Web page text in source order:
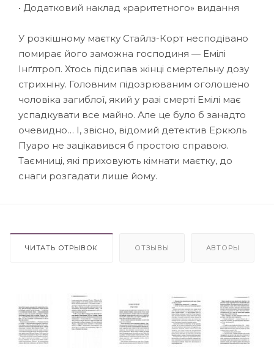
• Додатковий наклад «раритетного» видання
У розкішному маєтку Стайлз-Корт несподівано
помирає його заможна господиня — Емілі
Інґлтроп. Хтось підсипав жінці смертельну дозу
стрихніну. Головним підозрюваним оголошено
чоловіка загиблої, який у разі смерті Емілі має
успадкувати все майно. Але це було б занадто
очевидно… І, звісно, відомий детектив Еркюль
Пуаро не зацікавився б простою справою.
Таємниці, які приховують кімнати маєтку, до
снаги розгадати лише йому.
ЧИТАТЬ ОТРЫВОК ОТЗЫВЫ АВТОРЫ